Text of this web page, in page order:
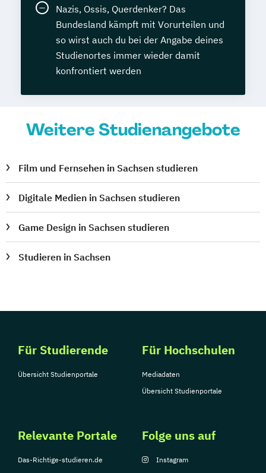
Nazis, Ossis, Querdenker? Das
Bundesland kämpft mit Vorurteilen und
so wirst auch du bei der Angabe deines
Studienortes immer wieder damit
konfrontiert werden
Weitere Studienangebote
Film und Fernsehen in Sachsen studieren
Digitale Medien in Sachsen studieren
Game Design in Sachsen studieren
Studieren in Sachsen
Für Studierende
Übersicht Studienportale
Für Hochschulen
Mediadaten
Übersicht Studienportale
Relevante Portale
Das-Richtige-studieren.de
Folge uns auf
Instagram